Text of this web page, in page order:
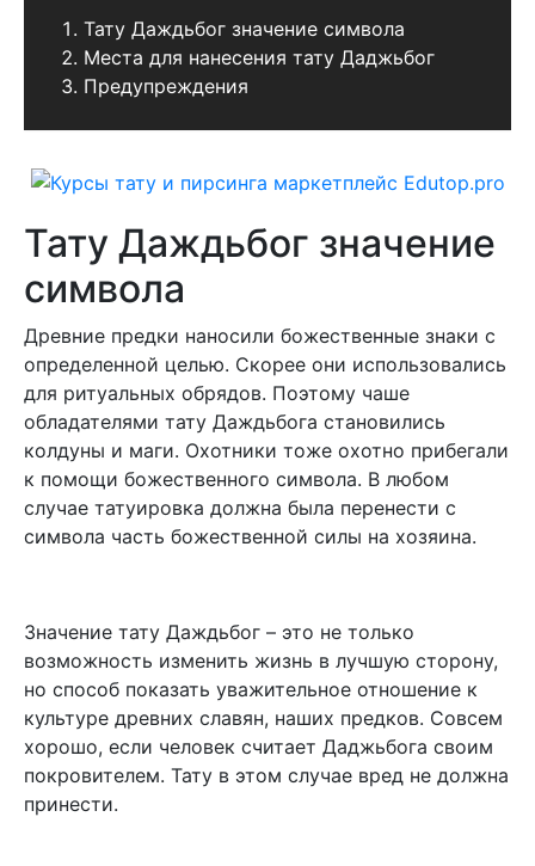
Тату Даждьбог значение символа
Места для нанесения тату Даджьбог
Предупреждения
Тату Даждьбог значение
символа
Древние предки наносили божественные знаки с
определенной целью. Скорее они использовались
для ритуальных обрядов. Поэтому чаше
обладателями тату Даждьбога становились
колдуны и маги. Охотники тоже охотно прибегали
к помощи божественного символа. В любом
случае татуировка должна была перенести с
символа часть божественной силы на хозяина.
Значение тату Даждьбог – это не только
возможность изменить жизнь в лучшую сторону,
но способ показать уважительное отношение к
культуре древних славян, наших предков. Совсем
хорошо, если человек считает Даджьбога своим
покровителем. Тату в этом случае вред не должна
принести.